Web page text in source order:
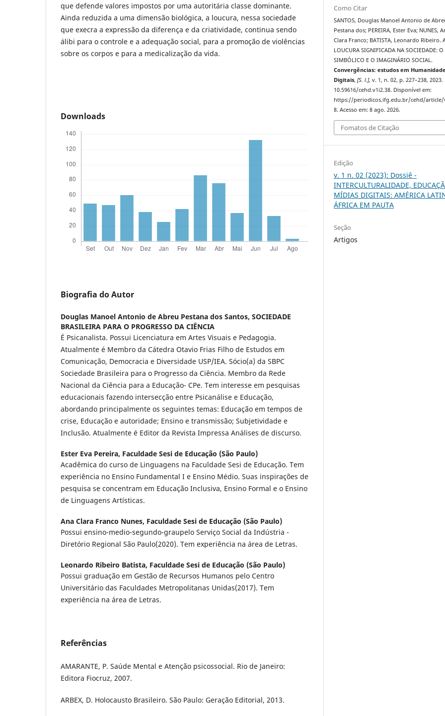
que defende valores impostos por uma autoritária classe dominante.
Ainda reduzida a uma dimensão biológica, a loucura, nessa sociedade
que execra a expressão da diferença e da criatividade, continua sendo
álibi para o controle e a adequação social, para a promoção de violências
sobre os corpos e para a medicalização da vida.
Downloads
Biografia do Autor
Douglas Manoel Antonio de Abreu Pestana dos Santos, SOCIEDADE
BRASILEIRA PARA O PROGRESSO DA CIÊNCIA
É Psicanalista. Possui Licenciatura em Artes Visuais e Pedagogia.
Atualmente é Membro da Cátedra Otavio Frias Filho de Estudos em
Comunicação, Democracia e Diversidade USP/IEA. Sócio(a) da SBPC
Sociedade Brasileira para o Progresso da Ciência. Membro da Rede
Nacional da Ciência para a Educação- CPe. Tem interesse em pesquisas
educacionais fazendo intersecção entre Psicanálise e Educação,
abordando principalmente os seguintes temas: Educação em tempos de
crise, Educação e autoridade; Ensino e transmissão; Subjetividade e
Inclusão. Atualmente é Editor da Revista Impressa Análises de discurso.
Ester Eva Pereira, Faculdade Sesi de Educação (São Paulo)
Acadêmica do curso de Linguagens na Faculdade Sesi de Educação. Tem
experiência no Ensino Fundamental I e Ensino Médio. Suas inspirações de
pesquisa se concentram em Educação Inclusiva, Ensino Formal e o Ensino
de Linguagens Artísticas.
Ana Clara Franco Nunes, Faculdade Sesi de Educação (São Paulo)
Possui ensino-medio-segundo-graupelo Serviço Social da Indústria -
Diretório Regional São Paulo(2020). Tem experiência na área de Letras.
Leonardo Ribeiro Batista, Faculdade Sesi de Educação (São Paulo)
Possui graduação em Gestão de Recursos Humanos pelo Centro
Universitário das Faculdades Metropolitanas Unidas(2017). Tem
experiência na área de Letras.
Referências
AMARANTE, P. Saúde Mental e Atenção psicossocial. Rio de Janeiro:
Editora Fiocruz, 2007.
ARBEX, D. Holocausto Brasileiro. São Paulo: Geração Editorial, 2013.
Como Citar
SANTOS, Douglas Manoel Antonio de
Pestana dos; PEREIRA, Ester Eva; NUNES,
Clara Franco; BATISTA, Leonardo Ribeiro.
LOUCURA SIGNIFICADA NA SOCIEDADE: O
SIMBÓLICO E O IMAGINÁRIO SOCIAL.
Convergências: estudos em
Digitais,[S. l.], v. 1, n. 02, p. 227–238, 2023.
10.59616/cehd.v1i2.38. Disponível em:
https://periodicos.ifg.edu.br/cehd/
8. Acesso em: 8 ago. 2026.
Fomatos de Citação
Edição
v. 1 n. 02 (2023): Dossiê -
INTERCULTURALIDADE,
MÍDIAS DIGITAIS: AMÉRICA
ÁFRICA EM PAUTA
Seção
Artigos